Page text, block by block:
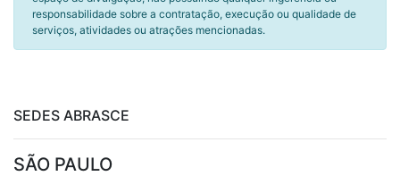
responsabilidade sobre a contratação, execução ou qualidade de
serviços, atividades ou atrações mencionadas.
SEDES ABRASCE
SÃO PAULO